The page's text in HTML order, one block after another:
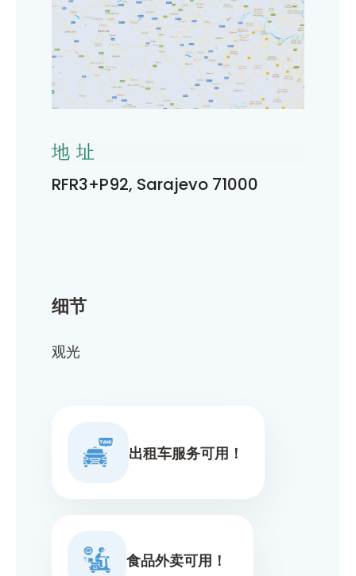
细节
观光
出租车服务可用！
食品外卖可用！
地址
RFR3+P92, Sarajevo 71000